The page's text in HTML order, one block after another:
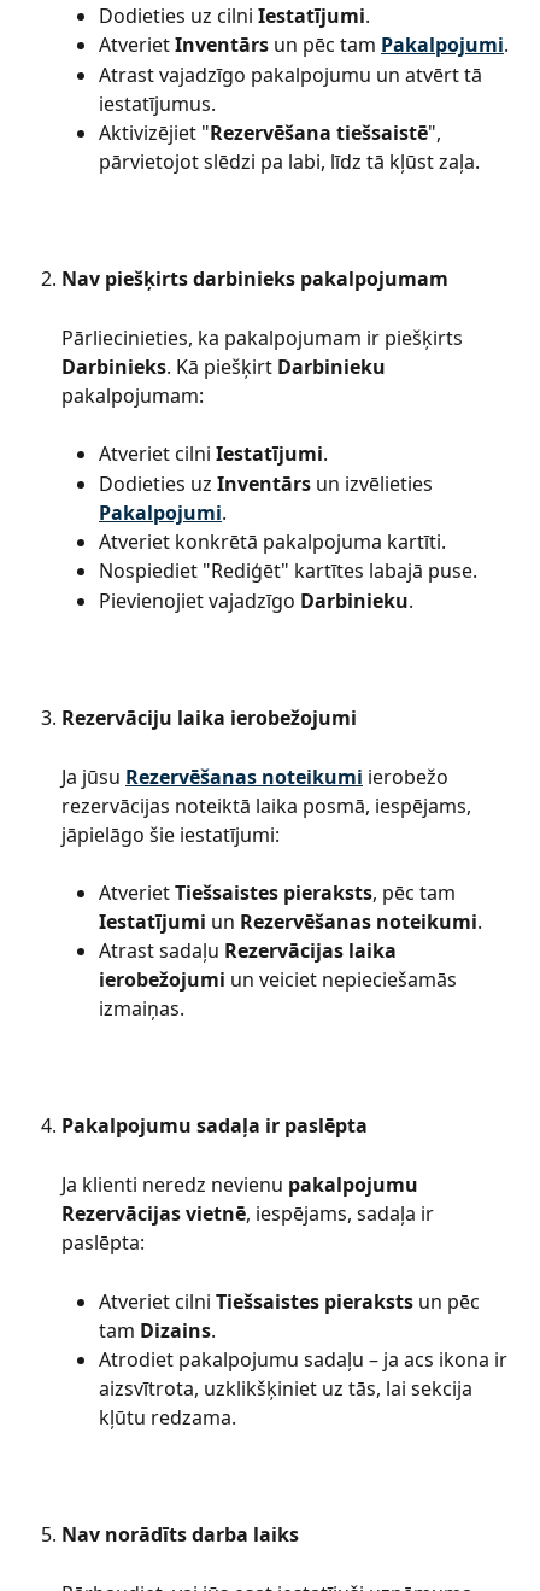
Dodieties uz cilni Iestatījumi.
Atveriet Inventārs un pēc tam Pakalpojumi.
Atrast vajadzīgo pakalpojumu un atvērt tā
iestatījumus.
Aktivizējiet "Rezervēšana tiešsaistē",
pārvietojot slēdzi pa labi, līdz tā kļūst zaļa.
Nav piešķirts darbinieks pakalpojumam
Pārliecinieties, ka pakalpojumam ir piešķirts
Darbinieks. Kā piešķirt Darbinieku
pakalpojumam:
Atveriet cilni Iestatījumi.
Dodieties uz Inventārs un izvēlieties
Pakalpojumi.
Atveriet konkrētā pakalpojuma kartīti.
Nospiediet "Rediģēt" kartītes labajā puse.
Pievienojiet vajadzīgo Darbinieku.
Rezervāciju laika ierobežojumi
Ja jūsu Rezervēšanas noteikumi ierobežo
rezervācijas noteiktā laika posmā, iespējams,
jāpielāgo šie iestatījumi:
Atveriet Tiešsaistes pieraksts, pēc tam
Iestatījumi un Rezervēšanas noteikumi.
Atrast sadaļu Rezervācijas laika
ierobežojumi un veiciet nepieciešamās
izmaiņas.
Pakalpojumu sadaļa ir paslēpta
Ja klienti neredz nevienu pakalpojumu
Rezervācijas vietnē, iespējams, sadaļa ir
paslēpta:
Atveriet cilni Tiešsaistes pieraksts un pēc
tam Dizains.
Atrodiet pakalpojumu sadaļu – ja acs ikona ir
aizsvītrota, uzklikšķiniet uz tās, lai sekcija
kļūtu redzama.
Nav norādīts darba laiks